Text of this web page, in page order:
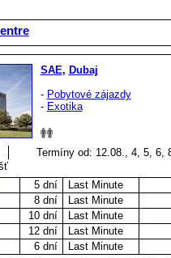
SAE, Dubaj
- Pobytové zájazdy
- Exotika
Termíny od: 12.08., 4, 5, 6,
5 dní
Last Minute
8 dní
Last Minute
10 dní
Last Minute
12 dní
Last Minute
6 dní Last Minute